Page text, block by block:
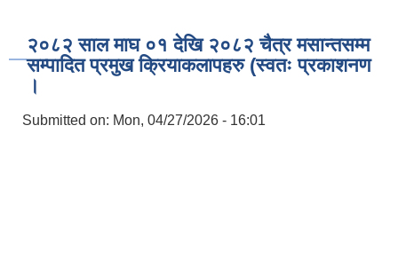
२०८२ साल माघ ०१ देखि २०८२ चैत्र मसान्तसम्म
सम्पादित प्रमुख क्रियाकलापहरु (स्वतः प्रकाशनण
।
Submitted on: Mon, 04/27/2026 - 16:01